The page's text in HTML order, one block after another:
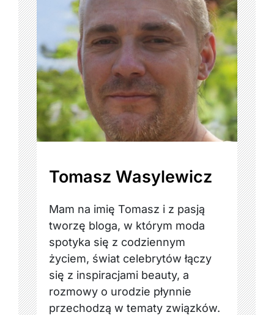
Tomasz Wasylewicz
Mam na imię Tomasz i z pasją
tworzę bloga, w którym moda
spotyka się z codziennym
życiem, świat celebrytów łączy
się z inspiracjami beauty, a
rozmowy o urodzie płynnie
przechodzą w tematy związków.